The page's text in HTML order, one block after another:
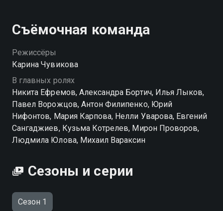
Посмотреть онлайн 1 сезон сериала Между нами
химия вы можете совершенно бесплатно в
хорошем HD качестве на hophop.tv
Съёмочная команда
Режиссёры
Карина Чувикова
В главных ролях
Никита Ефремов, Александра Бортич, Илья Лыков,
Павел Ворожцов, Антон Филипенко, Юрий
Нифонтов, Мария Карпова, Нелли Уварова, Евгений
Сангаджиев, Кузьма Котрелев, Мирон Проворов,
Людмила Юлова, Михаил Вараксин
Сезоны и серии
Сезон 1